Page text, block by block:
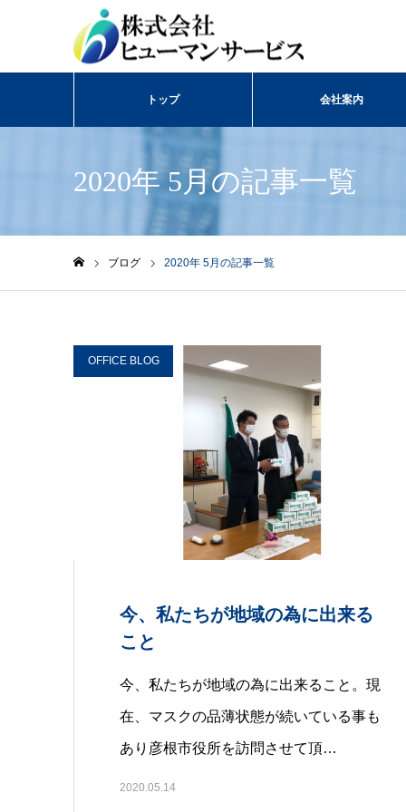
トップ 会社案内
2020年 5月の記事一覧
ブログ 2020年 5月の記事一覧
OFFICE BLOG
今、私たちが地域の為に出来る
こと
今、私たちが地域の為に出来ること。現
在、マスクの品薄状態が続いている事も
あり彦根市役所を訪問させて頂…
2020.05.14